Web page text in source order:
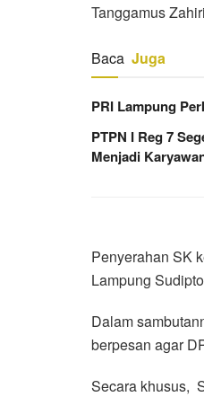
Tanggamus
Baca Juga
PRI Lampung
PTPN I Reg 7
Menjadi
Penyerahan SK
Lampung
Dalam
berpesan agar
Secara khusus,